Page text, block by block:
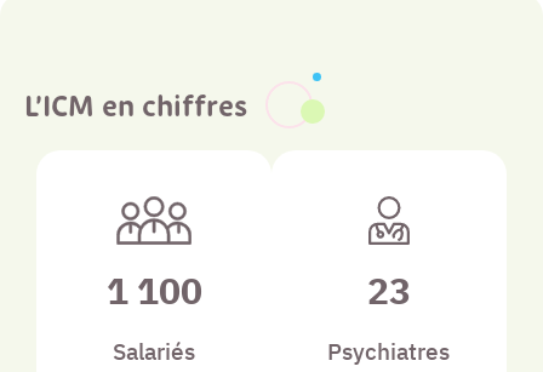
L’ICM en chiffres
1 100
Salariés
23
Psychiatres